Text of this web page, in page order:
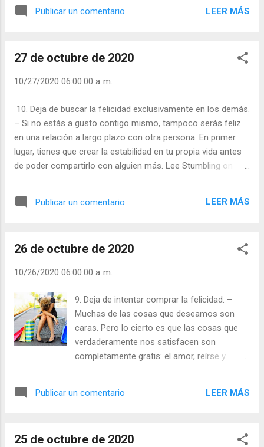
Escobar. | Lecturas del Día (+ Leer ). | Evangelio y
Publicar un comentario LEER MÁS
27 de octubre de 2020
10/27/2020 06:00:00 a. m.
10. Deja de buscar la felicidad exclusivamente en los demás.
– Si no estás a gusto contigo mismo, tampoco serás feliz
en una relación a largo plazo con otra persona. En primer
lugar, tienes que crear la estabilidad en tu propia vida antes
de poder compartirlo con alguien más. Lee Stumbling on
| Santo del día (+ Leer ) | Laudes (+ Leer ) | Vísperas (+ Leer
Publicar un comentario LEER MÁS
26 de octubre de 2020
10/26/2020 06:00:00 a. m.
9. Deja de intentar comprar la felicidad. –
Muchas de las cosas que deseamos son
caras. Pero lo cierto es que las cosas que
verdaderamente nos satisfacen son
completamente gratis: el amor, reírse y
Evangelio y Meditación (+ Leer ) | | Santo del
Publicar un comentario LEER MÁS
25 de octubre de 2020